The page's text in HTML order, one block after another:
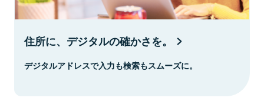
住所に、デジタルの確かさを。
デジタルアドレスで入力も検索もスムーズに。